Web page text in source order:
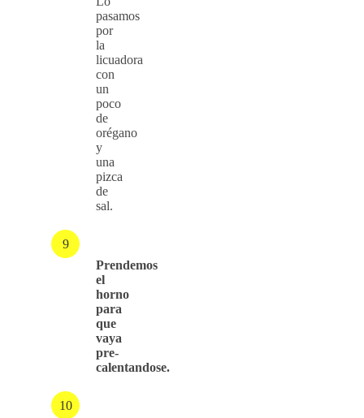
pasamos
por
la
licuadora
con
un
poco
de
orégano
y
una
pizca
de
sal.
Prendemos
el
horno
para
que
vaya
pre-
calentandose.